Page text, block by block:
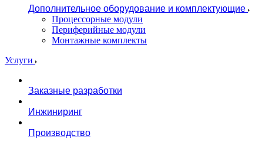
Дополнительное оборудование и комплектующие
Процессорные модули
Периферийные модули
Монтажные комплекты
Услуги
Заказные разработки
Инжиниринг
Производство